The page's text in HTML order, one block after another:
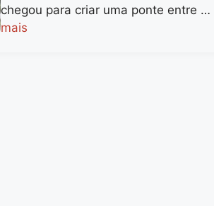
chegou para criar uma ponte entre …
mais